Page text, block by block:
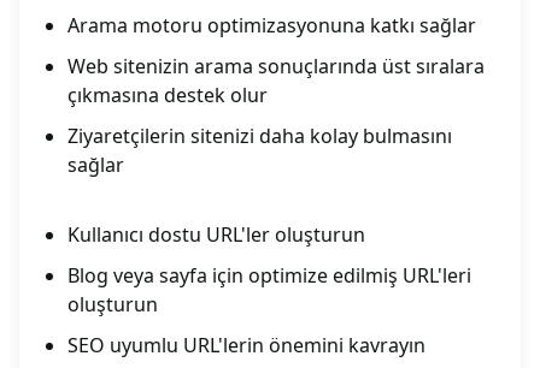
Arama motoru optimizasyonuna katkı sağlar
Web sitenizin arama sonuçlarında üst sıralara
çıkmasına destek olur
Ziyaretçilerin sitenizi daha kolay bulmasını
sağlar
Kullanıcı dostu URL'ler oluşturun
Blog veya sayfa için optimize edilmiş URL'leri
oluşturun
SEO uyumlu URL'lerin önemini kavrayın